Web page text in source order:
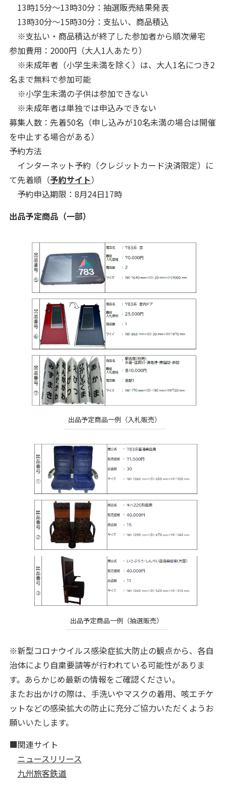
13時15分～13時30分：抽選販売結果発表
13時30分～15時30分：支払い、商品積込
※支払い・商品積込が終了した参加者から順次帰宅
参加費用：2000円（大人1人あたり）
※未成年者（小学生未満を除く）は、大人1名につき2
名まで無料で参加可能
※小学生未満の子供は参加できない
※未成年者は単独では申込みできない
募集人数：先着50名（申し込みが10名未満の場合は開催
を中止する場合がある）
予約方法
インターネット予約（クレジットカード決済限定）に
て先着順（予約サイト）
予約申込期限：8月24日17時
出品予定商品（一部）
出品予定商品一例（入札販売）
出品予定商品一例（抽選販売）
※新型コロナウイルス感染症拡大防止の観点から、各自
治体により自粛要請等が行われている可能性がありま
す。あらかじめ最新の情報をご確認ください。
またお出かけの際は、手洗いやマスクの着用、咳エチケ
ットなどの感染拡大の防止に充分ご協力いただくようお
願いいたします。
■関連サイト
ニュースリリース
九州旅客鉄道